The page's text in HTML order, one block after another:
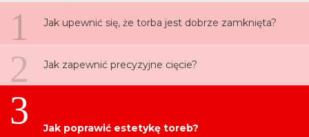
1 Jak upewnić się, że torba jest dobrze zamknięta?
2 Jak zapewnić precyzyjne cięcie?
3 Jak poprawić estetykę toreb?